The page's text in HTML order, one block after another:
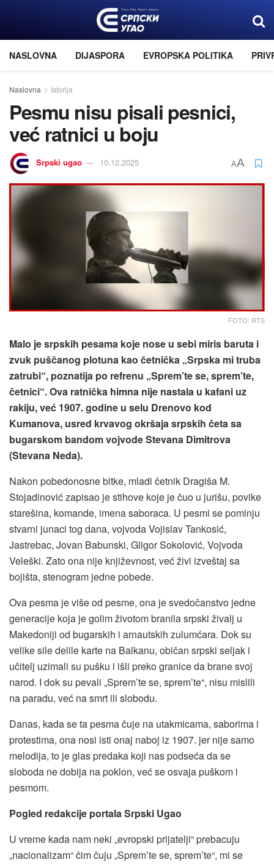
NASLOVNA DIJASPORA EVROPSKA POLITIKA
Naslovna Istorija
Pesmu nisu pisali pesnici,
već ratnici u boju
Srpski ugao 10.12.2025 AA
FOTO: RTS
Malo je srpskih pesama koje nose u sebi miris baruta i
zvuk puščanog plotuna kao četnička „Srpska mi truba
zatrubi“, poznatija po refrenu „Sprem’te se, sprem’te,
četnici“. Ova ratnička himna nije nastala u kafani uz
rakiju, već 1907. godine u selu Drenovo kod
Kumanova, usred krvavog okršaja srpskih četa sa
bugarskom bandom vojvode Stevana Dimitrova
(Stevana Neda).
Nakon pobedonosne bitke, mladi četnik Dragiša M.
Stojadinović zapisao je stihove koje je čuo u jurišu, povike
starešina, komande, imena saboraca. U pesmi se pominju
stvarni junaci tog dana, vojvoda Vojislav Tankosić,
Jastrebac, Jovan Babunski, Gligor Sokolović, Vojvoda
Veleški. Zato ona nije književnost, već živi izveštaj sa
bojišta, stenogram jedne pobede.
Ova pesma je više od pesme, ona je svedočanstvo jedne
generacije koja je golim životom branila srpski živalj u
Makedoniji od bugarskih i arnautskih zulumćara. Dok su
velike sile delile karte na Balkanu, običan srpski seljak i
učitelj uzimali su pušku i išli preko granice da brane svoj
narod. I dok su pevali „Sprem’te se, sprem’te“, nisu mislili
na paradu, već na smrt ili slobodu.
Danas, kada se ta pesma čuje na utakmicama, saborima i
protestima, ona nosi isti onaj naboj iz 1907. jer nije samo
melodija, to je glas predaka koji nas podseća da se
sloboda ne dobija na poklon, već se osvaja puškom i
pesmom.
Pogled redakcije portala Srpski Ugao
U vreme kada nam neki „evropski prijatelji“ prebacuju
„nacionalizam“ čim čuju „Sprem’te se, sprem’te“, mi se